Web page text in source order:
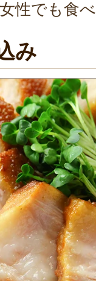
性でも食
み